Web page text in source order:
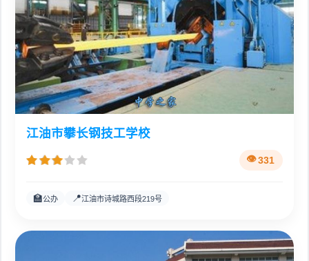
江油市攀长钢技工学校
331
🏫公办 📍江油市诗城路西段219号